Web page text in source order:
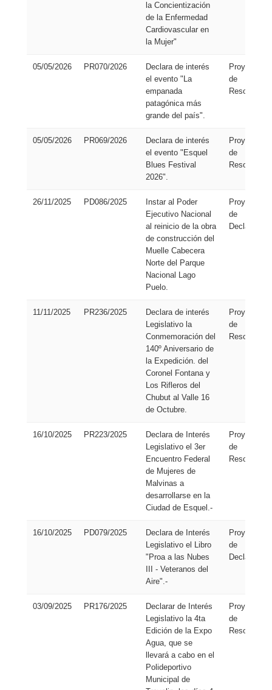
la Concientización
de la Enfermedad
Cardiovascular en
la Mujer"
05/05/2026 PR070/2026
Declara de interés
el evento "La
empanada
patagónica más
grande del país".
Proyecto
de
Resolución
05/05/2026 PR069/2026
Declara de interés
el evento "Esquel
Blues Festival
2026".
Proyecto
de
Resolución
26/11/2025 PD086/2025
Instar al Poder
Ejecutivo Nacional
al reinicio de la obra
de construcción del
Muelle Cabecera
Norte del Parque
Nacional Lago
Puelo.
Proyecto
de
Declaración
11/11/2025 PR236/2025
Declara de interés
Legislativo la
Conmemoración del
140º Aniversario de
la Expedición. del
Coronel Fontana y
Los Rifleros del
Chubut al Valle 16
de Octubre.
Proyecto
de
Resolución
16/10/2025 PR223/2025
Declara de Interés
Legislativo el 3er
Encuentro Federal
de Mujeres de
Malvinas a
desarrollarse en la
Ciudad de Esquel.-
Proyecto
de
Resolución
16/10/2025 PD079/2025
Declara de Interés
Legislativo el Libro
"Proa a las Nubes
III - Veteranos del
Aire".-
Proyecto
de
Declaración
03/09/2025 PR176/2025
Declarar de Interés
Legislativo la 4ta
Edición de la Expo
Agua, que se
llevará a cabo en el
Polideportivo
Municipal de
Proyecto
de
Resolución